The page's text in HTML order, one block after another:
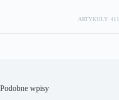
ARTYKUŁY: 411
Podobne wpisy